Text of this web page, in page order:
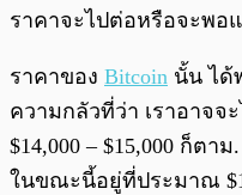
ราคาจะไปต่อหรือจะพอ
ราคาของ Bitcoin นั้น ได้
ความกลัวที่ว่า เราอาจจ
$14,000 – $15,000 ก็ต
ในขณะนี้อยู่ที่ประมาณ